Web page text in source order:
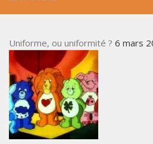
Uniforme, ou uniformité ? 6 mars